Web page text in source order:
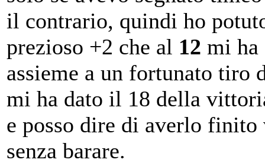
il contrario, quindi ho
prezioso +2 che al 12 mi ha
assieme a un fortunato tiro
mi ha dato il 18 della
e posso dire di averlo
senza barare.